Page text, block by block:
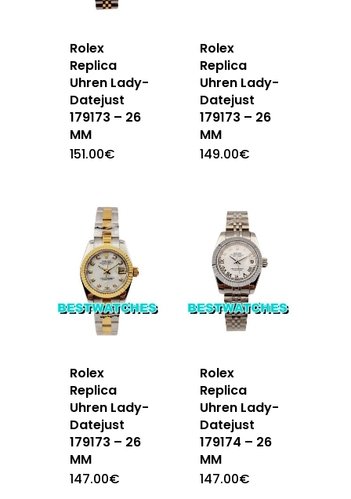
Rolex
Replica
Uhren Lady-
Datejust
179173 – 26
MM
151.00€
Rolex
Replica
Uhren Lady-
Datejust
179173 – 26
MM
149.00€
Rolex
Replica
Uhren Lady-
Datejust
179173 – 26
MM
147.00€
Rolex
Replica
Uhren Lady-
Datejust
179174 – 26
MM
147.00€